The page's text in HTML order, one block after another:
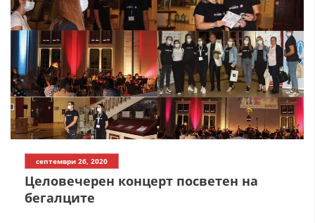
ИСТОРИЈАТ НА ЦКРМ
ИСТОРИЈАТ НА ДВИЖЕЊЕТО
СТРУКТУРА НА ОРГАНИЗАЦИЈАТА
КОНТАКТ ИНФОРМАЦИИ
септември 26, 2020
Целовечерен концерт посветен на
бегалците